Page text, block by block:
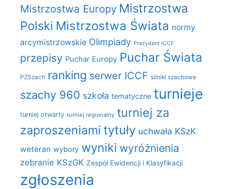
Mistrzostwa Europy Mistrzostwa
Polski Mistrzostwa Świata normy
arcymistrzowskie Olimpiady Prezydent ICCF
przepisy Puchar Europy Puchar Świata
PZSzach ranking serwer ICCF silniki szachowe
szachy 960 szkoła tematyczne turnieje
turniej otwarty turniej regionalny turniej za
zaproszeniami tytuły uchwała KSzK
weteran wybory wyniki wyróżnienia
zebranie KSzGK Zespół Ewidencji i Klasyfikacji
zgłoszenia